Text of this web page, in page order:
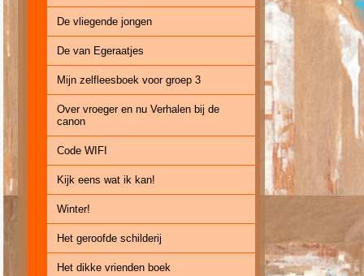
De vliegende jongen
De van Egeraatjes
Mijn zelfleesboek voor groep 3
Over vroeger en nu Verhalen bij de
canon
Code WIFI
Kijk eens wat ik kan!
Winter!
Het geroofde schilderij
Het dikke vrienden boek